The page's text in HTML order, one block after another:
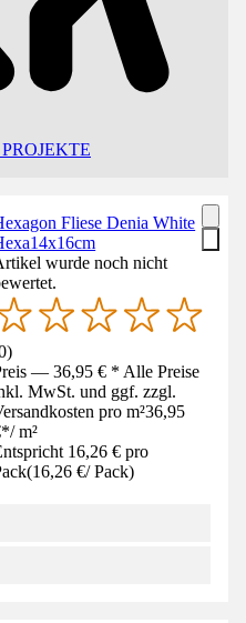
Fliese Denia White
wurde noch nicht
)
— 36,95 € * Alle Preise
MwSt. und ggf. zzgl.
pro m²36,95
*/ m²
16,26 € pro
(16,26 €/ Pack)